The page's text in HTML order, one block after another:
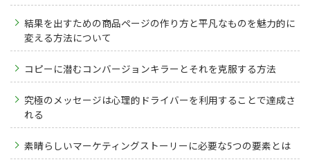
結果を出すための商品ページの作り方と平凡なものを魅力的に
変える方法について
コピーに潜むコンバージョンキラーとそれを克服する方法
究極のメッセージは心理的ドライバーを利用することで達成さ
れる
素晴らしいマーケティングストーリーに必要な5つの要素とは